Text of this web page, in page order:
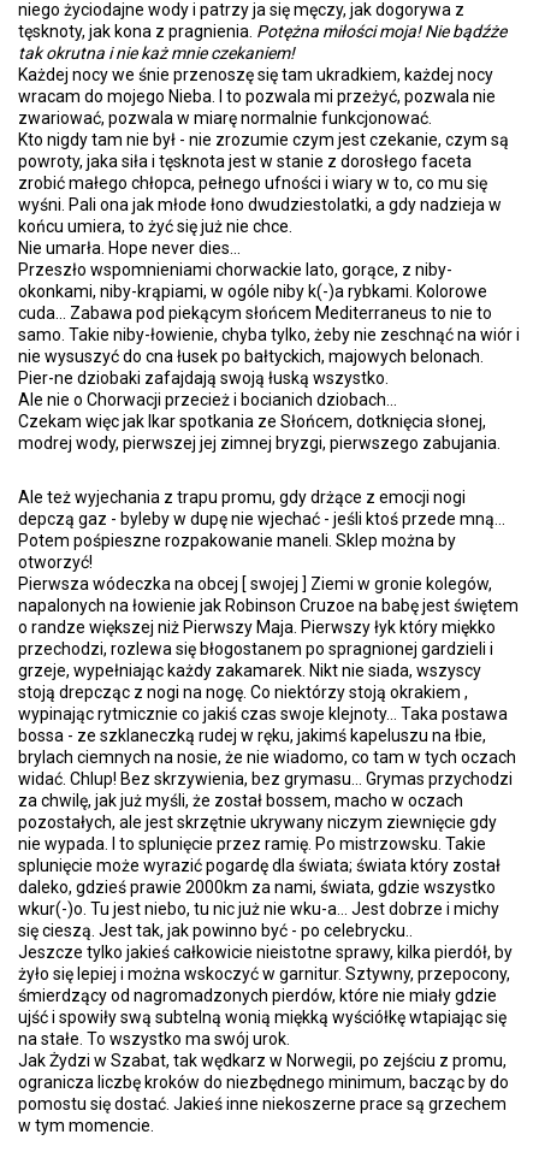
niego życiodajne wody i patrzy ja się męczy, jak dogorywa z
tęsknoty, jak kona z pragnienia. Potężna miłości moja! Nie bądźże
tak okrutna i nie każ mnie czekaniem!
Każdej nocy we śnie przenoszę się tam ukradkiem, każdej nocy
wracam do mojego Nieba. I to pozwala mi przeżyć, pozwala nie
zwariować, pozwala w miarę normalnie funkcjonować.
Kto nigdy tam nie był - nie zrozumie czym jest czekanie, czym są
powroty, jaka siła i tęsknota jest w stanie z dorosłego faceta
zrobić małego chłopca, pełnego ufności i wiary w to, co mu się
wyśni. Pali ona jak młode łono dwudziestolatki, a gdy nadzieja w
końcu umiera, to żyć się już nie chce.
Nie umarła. Hope never dies...
Przeszło wspomnieniami chorwackie lato, gorące, z niby-
okonkami, niby-krąpiami, w ogóle niby k(-)a rybkami. Kolorowe
cuda... Zabawa pod piekącym słońcem Mediterraneus to nie to
samo. Takie niby-łowienie, chyba tylko, żeby nie zeschnąć na wiór i
nie wysuszyć do cna łusek po bałtyckich, majowych belonach.
Pier-ne dziobaki zafajdają swoją łuską wszystko.
Ale nie o Chorwacji przecież i bocianich dziobach...
Czekam więc jak Ikar spotkania ze Słońcem, dotknięcia słonej,
modrej wody, pierwszej jej zimnej bryzgi, pierwszego zabujania.
Ale też wyjechania z trapu promu, gdy drżące z emocji nogi
depczą gaz - byleby w dupę nie wjechać - jeśli ktoś przede mną...
Potem pośpieszne rozpakowanie maneli. Sklep można by
otworzyć!
Pierwsza wódeczka na obcej [ swojej ] Ziemi w gronie kolegów,
napalonych na łowienie jak Robinson Cruzoe na babę jest świętem
o randze większej niż Pierwszy Maja. Pierwszy łyk który miękko
przechodzi, rozlewa się błogostanem po spragnionej gardzieli i
grzeje, wypełniając każdy zakamarek. Nikt nie siada, wszyscy
stoją drepcząc z nogi na nogę. Co niektórzy stoją okrakiem ,
wypinając rytmicznie co jakiś czas swoje klejnoty... Taka postawa
bossa - ze szklaneczką rudej w ręku, jakimś kapeluszu na łbie,
brylach ciemnych na nosie, że nie wiadomo, co tam w tych oczach
widać. Chlup! Bez skrzywienia, bez grymasu... Grymas przychodzi
za chwilę, jak już myśli, że został bossem, macho w oczach
pozostałych, ale jest skrzętnie ukrywany niczym ziewnięcie gdy
nie wypada. I to splunięcie przez ramię. Po mistrzowsku. Takie
splunięcie może wyrazić pogardę dla świata; świata który został
daleko, gdzieś prawie 2000km za nami, świata, gdzie wszystko
wkur(-)o. Tu jest niebo, tu nic już nie wku-a... Jest dobrze i michy
się cieszą. Jest tak, jak powinno być - po celebrycku..
Jeszcze tylko jakieś całkowicie nieistotne sprawy, kilka pierdół, by
żyło się lepiej i można wskoczyć w garnitur. Sztywny, przepocony,
śmierdzący od nagromadzonych pierdów, które nie miały gdzie
ujść i spowiły swą subtelną wonią miękką wyściółkę wtapiając się
na stałe. To wszystko ma swój urok.
Jak Żydzi w Szabat, tak wędkarz w Norwegii, po zejściu z promu,
ogranicza liczbę kroków do niezbędnego minimum, bacząc by do
pomostu się dostać. Jakieś inne niekoszerne prace są grzechem
w tym momencie.